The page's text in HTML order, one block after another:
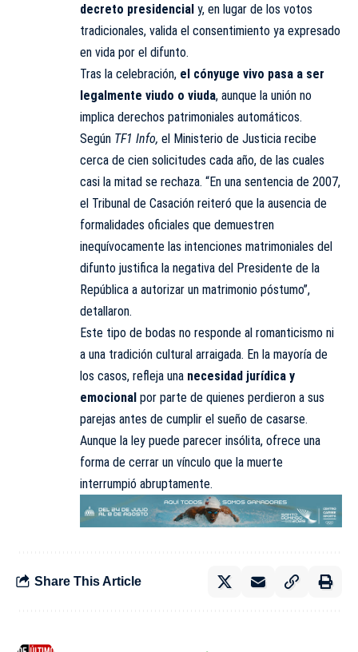
decreto presidencial y, en lugar de los votos
tradicionales, valida el consentimiento ya expresado
en vida por el difunto.
Tras la celebración, el cónyuge vivo pasa a ser
legalmente viudo o viuda, aunque la unión no
implica derechos patrimoniales automáticos.
Según TF1 Info, el Ministerio de Justicia recibe
cerca de cien solicitudes cada año, de las cuales
casi la mitad se rechaza. “En una sentencia de 2007,
el Tribunal de Casación reiteró que la ausencia de
formalidades oficiales que demuestren
inequívocamente las intenciones matrimoniales del
difunto justifica la negativa del Presidente de la
República a autorizar un matrimonio póstumo”,
detallaron.
Este tipo de bodas no responde al romanticismo ni
a una tradición cultural arraigada. En la mayoría de
los casos, refleja una necesidad jurídica y
emocional por parte de quienes perdieron a sus
parejas antes de cumplir el sueño de casarse.
Aunque la ley puede parecer insólita, ofrece una
forma de cerrar un vínculo que la muerte
interrumpió abruptamente.
Share This Article